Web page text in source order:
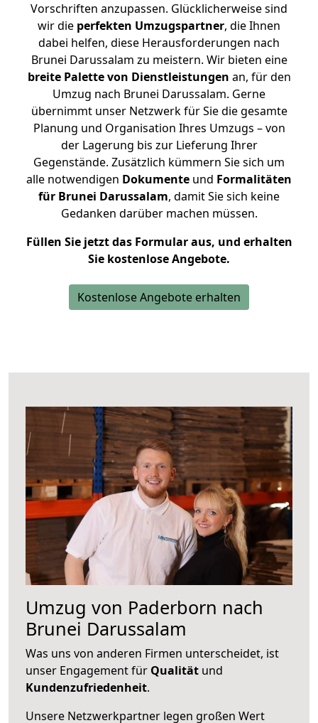
Vorschriften anzupassen. Glücklicherweise sind
wir die perfekten Umzugspartner, die Ihnen
dabei helfen, diese Herausforderungen nach
Brunei Darussalam zu meistern. Wir bieten eine
breite Palette von Dienstleistungen an, für den
Umzug nach Brunei Darussalam. Gerne
übernimmt unser Netzwerk für Sie die gesamte
Planung und Organisation Ihres Umzugs – von
der Lagerung bis zur Lieferung Ihrer
Gegenstände. Zusätzlich kümmern Sie sich um
alle notwendigen Dokumente und Formalitäten
für Brunei Darussalam, damit Sie sich keine
Gedanken darüber machen müssen.
Füllen Sie jetzt das Formular aus, und erhalten
Sie kostenlose Angebote.
Kostenlose Angebote erhalten
Umzug von Paderborn nach
Brunei Darussalam
Was uns von anderen Firmen unterscheidet, ist
unser Engagement für Qualität und
Kundenzufriedenheit.
Unsere Netzwerkpartner legen großen Wert